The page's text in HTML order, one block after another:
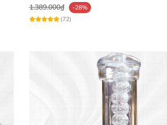
1.389.000₫
-28%
(72)